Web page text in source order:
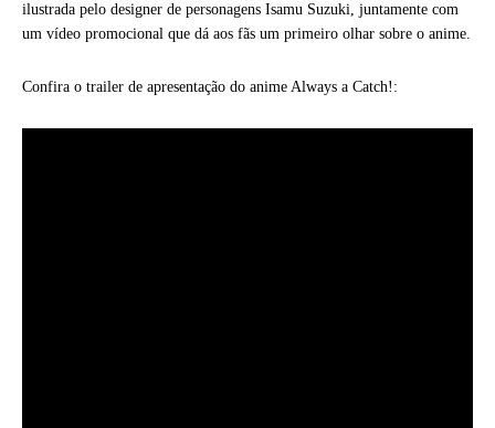
ilustrada pelo designer de personagens Isamu Suzuki, juntamente com
um vídeo promocional que dá aos fãs um primeiro olhar sobre o anime.
Confira o trailer de apresentação do anime Always a Catch!: